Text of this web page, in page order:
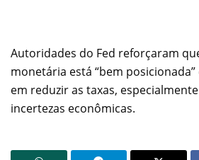
Autoridades do Fed reforçaram
monetária está “bem
em reduzir as taxas,
incertezas econômicas.